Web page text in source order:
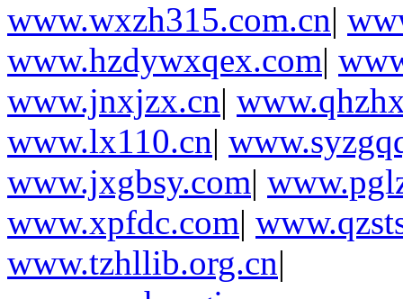
www.wxzh315.com.cn|
www.hzdywxqex.com|
www.jnxjzx.cn|
www.lx110.cn|
www.jxgbsy.com|
www.xpfdc.com|
www.tzhllib.org.cn|